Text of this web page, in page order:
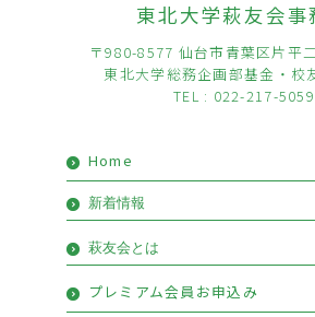
東北大学萩友会事
〒980-8577 仙台市青葉区片平
東北大学総務企画部基金・校
TEL : 022-217-5059
Home
新着情報
お知らせ
イベント
優待情報
活動報告
萩友会とは
会長挨拶
萩友会のご案内
プレミアム会員お申込み